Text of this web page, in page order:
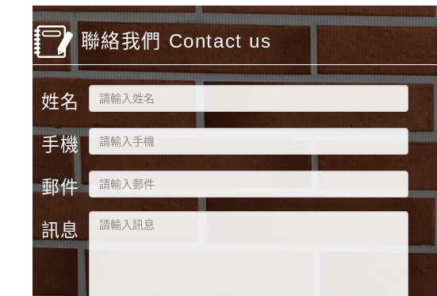
聯絡我們 Contact us
姓名
手機
郵件
訊息